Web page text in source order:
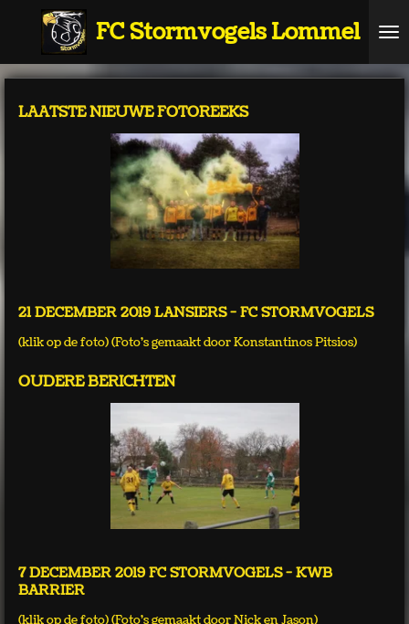
de
FC Stormvogels Lommel
LAATSTE NIEUWE FOTOREEKS
21 DECEMBER 2019 LANSIERS - FC STORMVOGELS
(klik op de foto) (Foto's gemaakt door Konstantinos Pitsios)
OUDERE BERICHTEN
7 DECEMBER 2019 FC STORMVOGELS - KWB
BARRIER
(klik op de foto) (Foto's gemaakt door Nick en Jason)